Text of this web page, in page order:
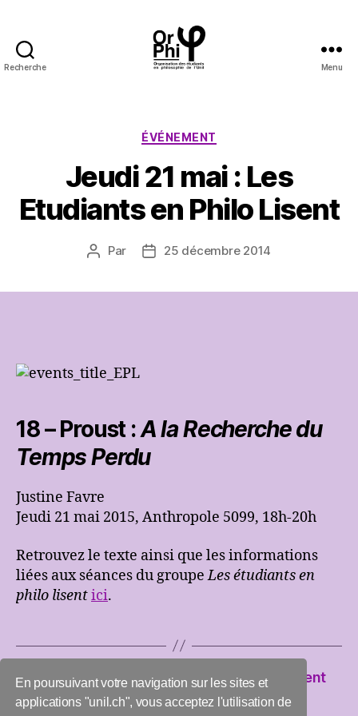
En poursuivant votre navigation sur les sites et
applications "unil.ch", vous acceptez l'utilisation de
Recherche Menu
Catégories
ÉVÉNEMENT
Jeudi 21 mai : Les
Etudiants en Philo Lisent
Auteur
Par
Date25 décembre 2014
18 – Proust :A la Recherche du
Temps Perdu
Justine Favre
Jeudi 21 mai 2015, Anthropole 5099, 18h-20h
Retrouvez le texte ainsi que les informations
liées aux séances du groupeLes étudiants en
philo lisentici.
← Jeudi 28 mai : Les étudiants en philo grillent
→ ANNULE: Mercredi 20 mai : Cyclorphique